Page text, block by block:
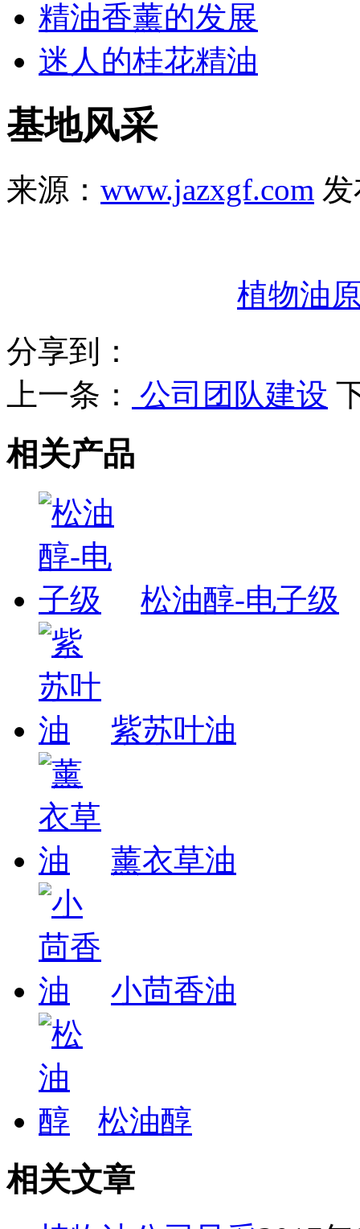
精油香薰的发展
迷人的桂花精油
基地风采
来源： www.jazxgf.com
植物油
分享到：
上一条：
公司团队建设
相关产品
松油醇-电子级
紫苏叶油
薰衣草油
小茴香油
松油醇
相关文章